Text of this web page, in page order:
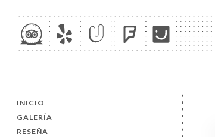
INICIO
GALERÍA
RESEÑA